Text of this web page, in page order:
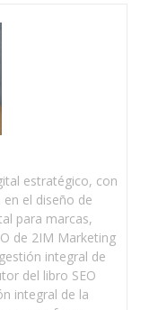
estratégico, con
el diseño de
para marcas,
de 2IM Marketing
integral de
del libro SEO
integral de la